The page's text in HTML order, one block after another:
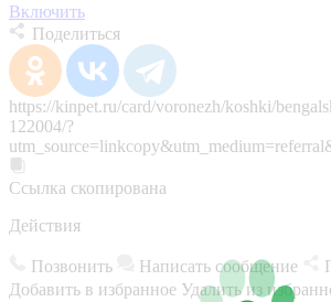
Включить
Поделиться
https://kinpet.ru/card/voronezh/koshki/
122004/?
Ссылка скопирована
Действия
Позвонить Написать сообщение
Добавить в избранное Удалить из